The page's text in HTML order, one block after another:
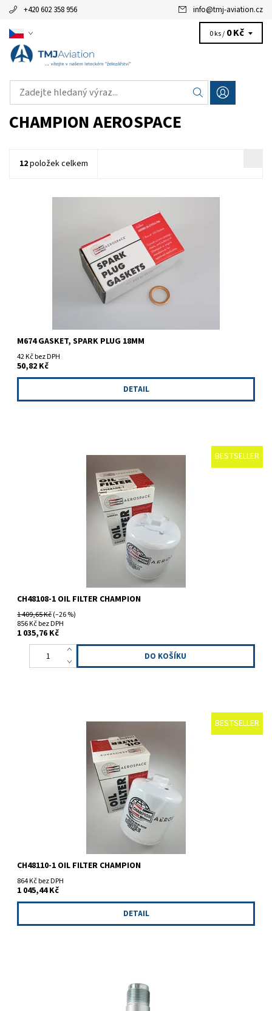
+420 602 358 956 info@tmj-aviation.cz
0 ks / 0 Kč
CHAMPION AEROSPACE
12položek celkem
M674 GASKET, SPARK PLUG 18MM
42 Kč bez DPH
50,82 Kč
DETAIL
BESTSELLER
Champion CH48108-1, olejový filtr.
CH48108-1 OIL FILTER CHAMPION
1 409,65 Kč(–26 %)
856 Kč bez DPH
1 035,76 Kč
BESTSELLER
Champion CH48110-1, olejový filtr.
CH48110-1 OIL FILTER CHAMPION
864 Kč bez DPH
1 045,44 Kč
DETAIL